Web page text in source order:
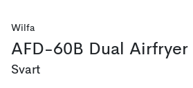
Wilfa
AFD-60B Dual Airfryer
Svart